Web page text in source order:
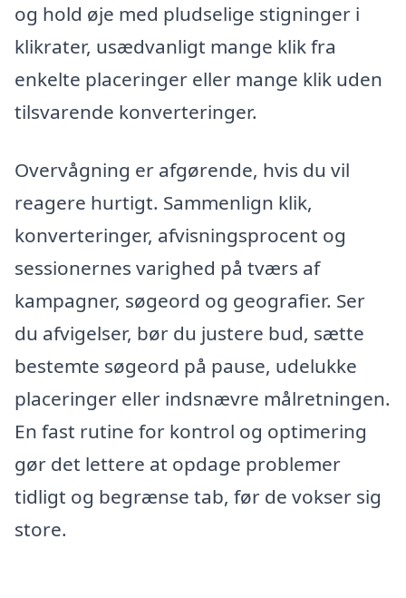
og hold øje med pludselige stigninger i
klikrater, usædvanligt mange klik fra
enkelte placeringer eller mange klik uden
tilsvarende konverteringer.
Overvågning er afgørende, hvis du vil
reagere hurtigt. Sammenlign klik,
konverteringer, afvisningsprocent og
sessionernes varighed på tværs af
kampagner, søgeord og geografier. Ser
du afvigelser, bør du justere bud, sætte
bestemte søgeord på pause, udelukke
placeringer eller indsnævre målretningen.
En fast rutine for kontrol og optimering
gør det lettere at opdage problemer
tidligt og begrænse tab, før de vokser sig
store.